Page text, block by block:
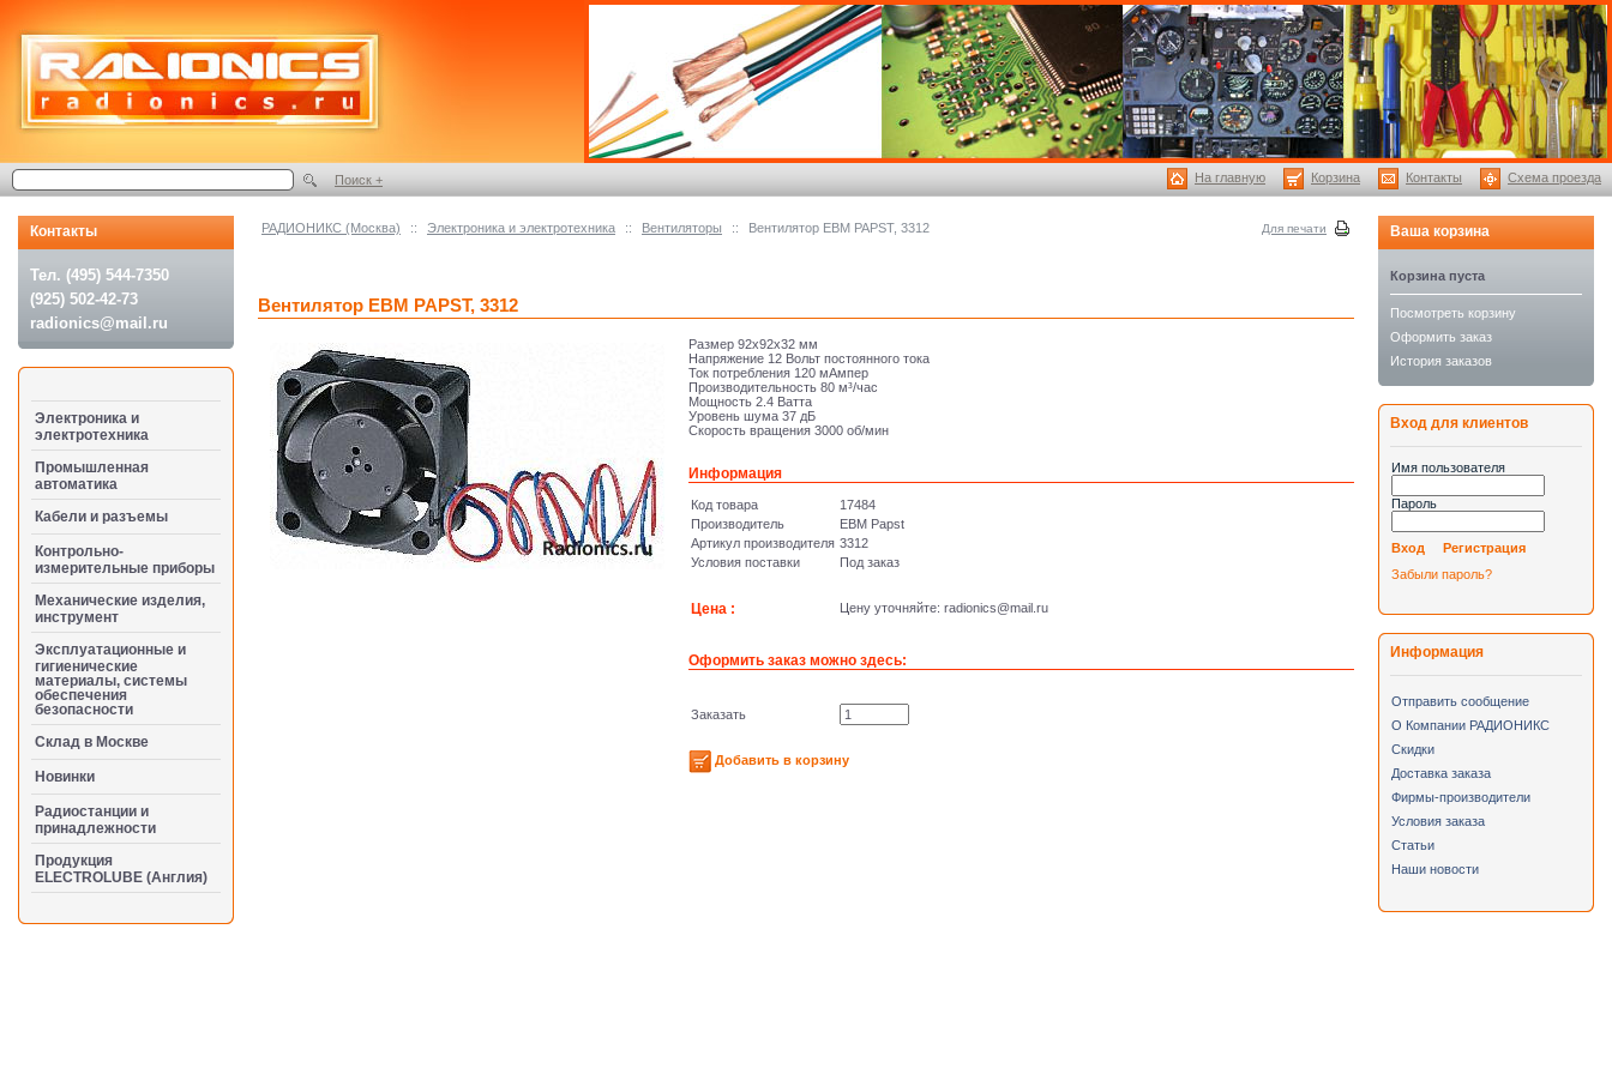
РАДИОНИКС (Москва) :: Электроника и электротехника :: Вентиляторы :: Вентилятор EBM PAPST, 3312 Для печати
Вентилятор EBM PAPST, 3312
Размер 92x92x32 мм
Напряжение 12 Вольт постоянного тока
Ток потребления 120 мАмпер
Производительность 80 м³/час
Мощность 2.4 Ватта
Уровень шума 37 дБ
Скорость вращения 3000 об/мин
Информация
Код товара
17484
Производитель
EBM Papst
Артикул производителя 3312
Условия поставки
Под заказ
Цена : Цену уточняйте: radioniсs@mail.ru
Оформить заказ можно здесь:
Заказать
Добавить в корзину
Контакты
Тел. (495) 544-7350
(925) 502-42-73
radionics@mail.ru
Электроника и
электротехника
Промышленная
автоматика
Кабели и разъемы
Контрольно-
измерительные приборы
Механические изделия,
инструмент
Эксплуатационные и
гигиенические
материалы, системы
обеспечения
безопасности
Cклад в Москве
Новинки
Радиостанции и
принадлежности
Продукция
ELECTROLUBE (Англия)
Ваша корзина
Корзина пуста
Посмотреть корзину
Оформить заказ
История заказов
Вход для клиентов
Имя пользователя
Пароль
Вход
Регистрация
Забыли пароль?
Информация
Отправить сообщение
О Компании РАДИОНИКС
Скидки
Доставка заказа
Фирмы-производители
Условия заказа
Статьи
Наши новости
Поиск + Схема проезда
Контакты
Корзина
На главную